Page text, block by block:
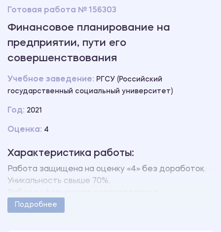
Готовая работа № 156303
Финансовое планирование на
предприятии, пути его
совершенствования
Учебное заведение: РГСУ (Российский
государственный социальный университет)
Год: 2021
Оценка: 4
Характеристика работы:
Работа защищена на оценку «4» без доработок.
Уникальность свыше 70%.
методическими указаниями учебного заведения.
Подробнее